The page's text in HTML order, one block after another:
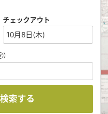
チェックアウト
10月8日(木)
）
索する